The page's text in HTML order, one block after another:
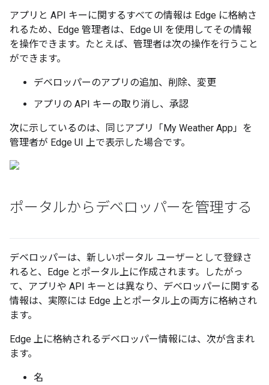
アプリと API キーに関するすべての情報は Edge に格納さ
れるため、Edge 管理者は、Edge UI を使用してその情報
を操作できます。たとえば、管理者は次の操作を行うこと
ができます。
デベロッパーのアプリの追加、削除、変更
アプリの API キーの取り消し、承認
次に示しているのは、同じアプリ「My Weather App」を
管理者が Edge UI 上で表示した場合です。
ポータルからデベロッパーを管理する
デベロッパーは、新しいポータル ユーザーとして登録さ
れると、Edge とポータル上に作成されます。したがっ
て、アプリや API キーとは異なり、デベロッパーに関する
情報は、実際には Edge 上とポータル上の両方に格納され
ます。
Edge 上に格納されるデベロッパー情報には、次が含まれ
ます。
名